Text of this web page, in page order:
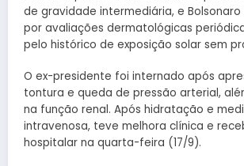
de gravidade intermediária, e
por avaliações dermatológicas
pelo histórico de exposição solar sem
O ex-presidente foi internado após
tontura e queda de pressão arterial,
na função renal. Após hidratação e
intravenosa, teve melhora clínica e
hospitalar na quarta-feira (17/9).